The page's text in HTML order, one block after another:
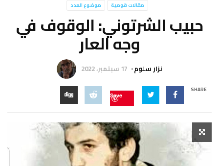
مقالات قومية موضوع العدد
حبيب الشرتوني: الوقوف في
وجه العار
نزار سلوم 17 سبتمبر، 2022
SHARE
Save